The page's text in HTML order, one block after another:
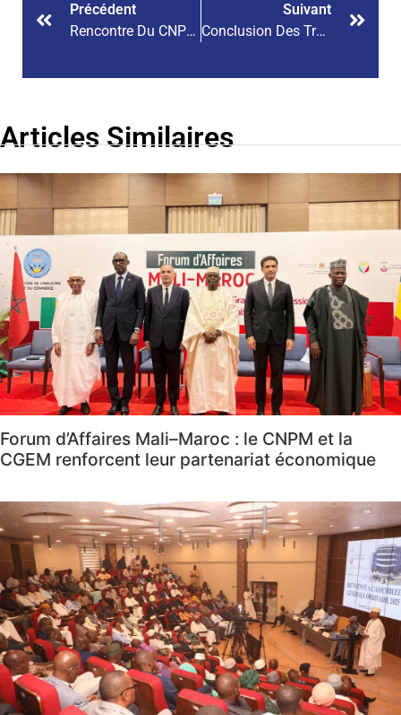
Précédent
Rencontre Du CNPM Avec Le Ministre De L’Économie Et Des Finances
Suivant
Conclusion Des Travaux Des Groupes De Travail Thématiques
Articles Similaires
Forum d’Affaires Mali–Maroc : le CNPM et la
CGEM renforcent leur partenariat économique